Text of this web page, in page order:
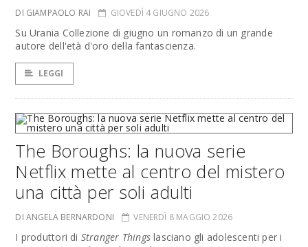
DI GIAMPAOLO RAI GIOVEDÌ 4 GIUGNO 2026
Su Urania Collezione di giugno un romanzo di un grande
autore dell'età d'oro della fantascienza.
LEGGI
The Boroughs: la nuova serie
Netflix mette al centro del mistero
una città per soli adulti
DI ANGELA BERNARDONI VENERDÌ 8 MAGGIO 2026
I produttori di Stranger Thingslasciano gli adolescenti per i